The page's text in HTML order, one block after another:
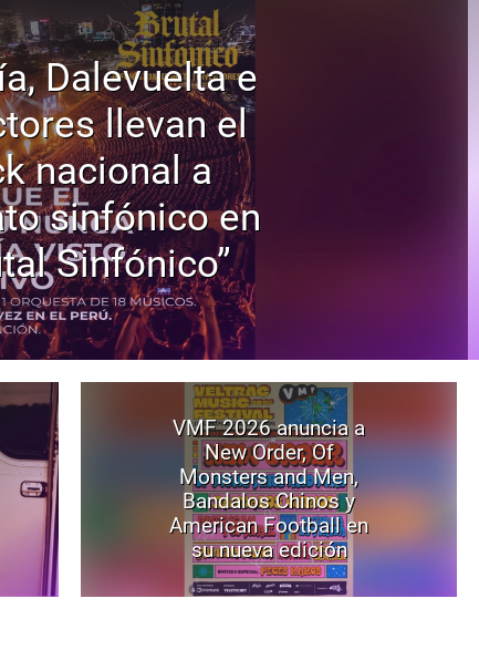
Dalevuelta e
llevan el
nacional a
sinfónico en
Sinfónico”
VMF 2026 anuncia a
New Order, Of
Monsters and Men,
Bandalos Chinos y
American Football en
su nueva edición